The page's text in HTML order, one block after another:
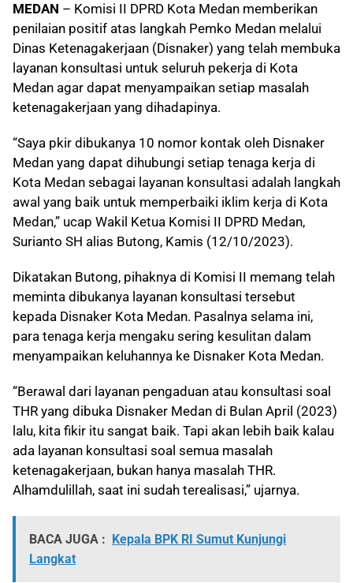
MEDAN – Komisi II DPRD Kota Medan memberikan
penilaian positif atas langkah Pemko Medan melalui
Dinas Ketenagakerjaan (Disnaker) yang telah membuka
layanan konsultasi untuk seluruh pekerja di Kota
Medan agar dapat menyampaikan setiap masalah
ketenagakerjaan yang dihadapinya.
“Saya pkir dibukanya 10 nomor kontak oleh Disnaker
Medan yang dapat dihubungi setiap tenaga kerja di
Kota Medan sebagai layanan konsultasi adalah langkah
awal yang baik untuk memperbaiki iklim kerja di Kota
Medan,” ucap Wakil Ketua Komisi II DPRD Medan,
Surianto SH alias Butong, Kamis (12/10/2023).
Dikatakan Butong, pihaknya di Komisi II memang telah
meminta dibukanya layanan konsultasi tersebut
kepada Disnaker Kota Medan. Pasalnya selama ini,
para tenaga kerja mengaku sering kesulitan dalam
menyampaikan keluhannya ke Disnaker Kota Medan.
“Berawal dari layanan pengaduan atau konsultasi soal
THR yang dibuka Disnaker Medan di Bulan April (2023)
lalu, kita fikir itu sangat baik. Tapi akan lebih baik kalau
ada layanan konsultasi soal semua masalah
ketenagakerjaan, bukan hanya masalah THR.
Alhamdulillah, saat ini sudah terealisasi,” ujarnya.
BACA JUGA : Kepala BPK RI Sumut Kunjungi
Langkat